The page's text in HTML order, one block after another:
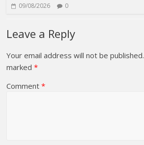
09/08/2026 0
Leave a Reply
Your email address will not be published.
marked*
Comment*